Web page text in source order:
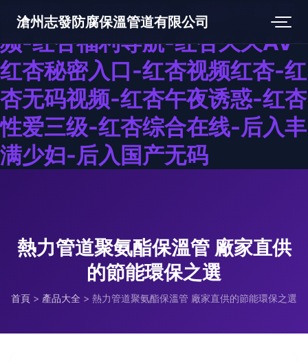
狠狠色五月天综合-狠撸在线视
频-红杏福利导航-红杏久久AV-
红杏秘密入口-红杏视频红杏-红
杏无码视频-红杏午夜诱惑-红杏
性爱三级-红杏综合在线-后入丰
满少妇-后入国产无码
滄州志發防腐保溫管道有限公司
熱力管道聚氨酯保溫管 廠家直供
的節能環保之選
首頁 > 產品大全 > 熱力管道聚氨酯保溫管 廠家直供的節能環保之選